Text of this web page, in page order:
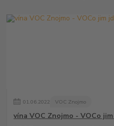
01.06.2022 VOC Znojmo
vína VOC Znojmo - VOCo jim